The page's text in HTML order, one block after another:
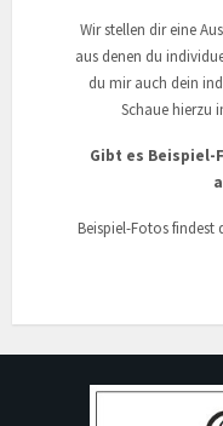
Wir stellen dir eine
aus denen du
du mir auch dein
Schaue hierzu
Gibt es Beispiel-
Beispiel-Fotos findest